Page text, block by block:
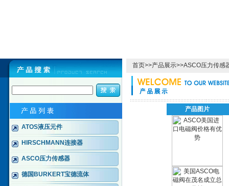
ATOS液压元件
HIRSCHMANN连接器
ASCO压力传感器
德国BURKERT宝德流体
首页>>产品展示>>ASCO压力传感
产品图片